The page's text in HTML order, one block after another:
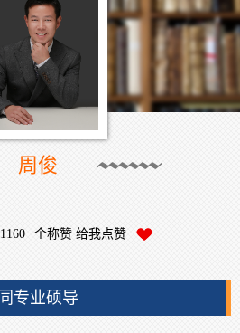
周俊
1160 个称赞 给我点赞
同专业硕导